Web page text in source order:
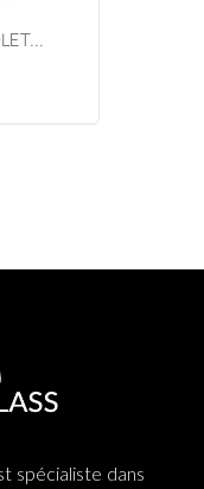
spécialiste dans